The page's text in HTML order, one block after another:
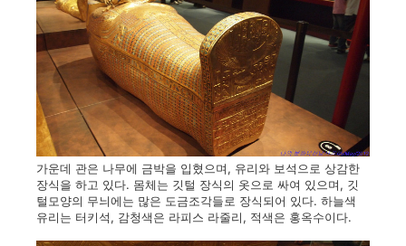
가운데 관은 나무에 금박을 입혔으며, 유리와 보석으로 상감한
장식을 하고 있다. 몸체는 깃털 장식의 옷으로 싸여 있으며, 깃
털모양의 무늬에는 많은 도금조각들로 장식되어 있다. 하늘색
유리는 터키석, 감청색은 라피스 라줄리, 적색은 홍옥수이다.